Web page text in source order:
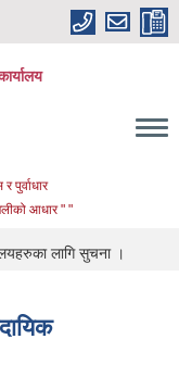
पुर्वाधार
आधार " "
लागि सुचना ।